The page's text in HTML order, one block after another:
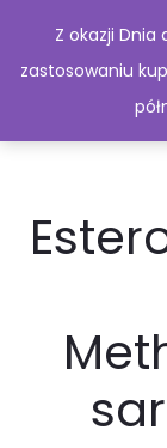
Z okazji Dnia
zastosowaniu